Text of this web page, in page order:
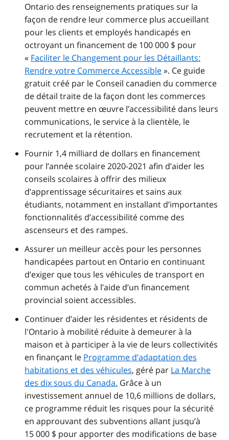
Ontario des renseignements pratiques sur la
façon de rendre leur commerce plus accueillant
pour les clients et employés handicapés en
octroyant un financement de 100 000 $ pour
« Faciliter le Changement pour les Détaillants:
Rendre votre Commerce Accessible». Ce guide
gratuit créé par le Conseil canadien du commerce
de détail traite de la façon dont les commerces
peuvent mettre en œuvre l’accessibilité dans leurs
communications, le service à la clientèle, le
recrutement et la rétention.
Fournir 1,4 milliard de dollars en financement
pour l’année scolaire 2020-2021 afin d’aider les
conseils scolaires à offrir des milieux
d’apprentissage sécuritaires et sains aux
étudiants, notamment en installant d’importantes
fonctionnalités d’accessibilité comme des
ascenseurs et des rampes.
Assurer un meilleur accès pour les personnes
handicapées partout en Ontario en continuant
d’exiger que tous les véhicules de transport en
commun achetés à l’aide d’un financement
provincial soient accessibles.
Continuer d’aider les résidentes et résidents de
l'Ontario à mobilité réduite à demeurer à la
maison et à participer à la vie de leurs collectivités
en finançant le Programme d’adaptation des
habitations et des véhicules, géré par La Marche
des dix sous du Canada. Grâce à un
investissement annuel de 10,6 millions de dollars,
ce programme réduit les risques pour la sécurité
en approuvant des subventions allant jusqu’à
15 000 $ pour apporter des modifications de base